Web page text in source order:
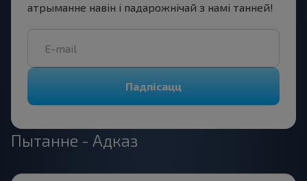
атрыманне навін і падарожнічай з намі танней!
Падпісацц
Пытанне - Адказ